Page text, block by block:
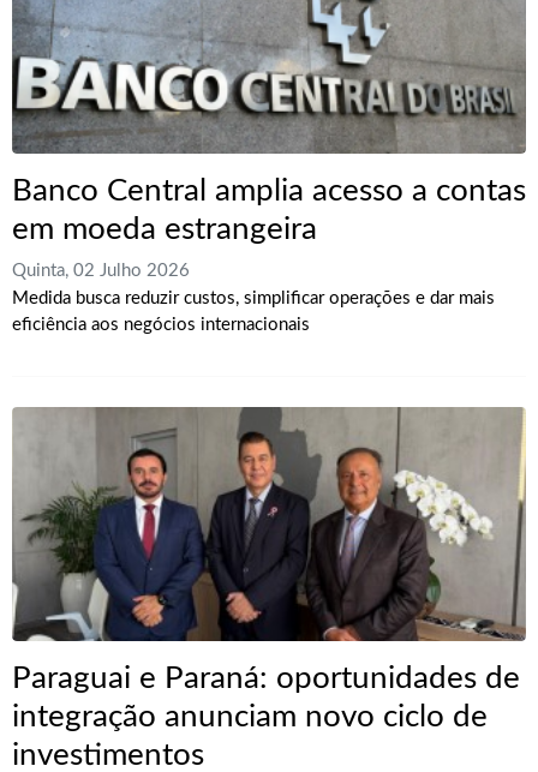
Banco Central amplia acesso a contas
em moeda estrangeira
Quinta, 02 Julho 2026
Medida busca reduzir custos, simplificar operações e dar mais
eficiência aos negócios internacionais
Paraguai e Paraná: oportunidades de
integração anunciam novo ciclo de
investimentos